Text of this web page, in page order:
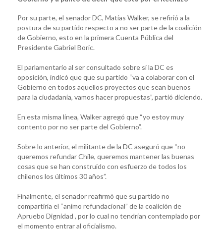
Por su parte, el senador DC, Matías Walker, se refirió a la
postura de su partido respecto a no ser parte de la coalición
de Gobierno, esto en la primera Cuenta Pública del
Presidente Gabriel Boric.
El parlamentario al ser consultado sobre si la DC es
oposición, indicó que que su partido “va a colaborar con el
Gobierno en todos aquellos proyectos que sean buenos
para la ciudadanía, vamos hacer propuestas”, partió diciendo.
En esta misma línea, Walker agregó que “yo estoy muy
contento por no ser parte del Gobierno”.
Sobre lo anterior, el militante de la DC aseguró que “no
queremos refundar Chile, queremos mantener las buenas
cosas que se han construido con esfuerzo de todos los
chilenos los últimos 30 años”.
Finalmente, el senador reafirmó que su partido no
compartiría el “animo refundacional” de la coalición de
Apruebo Dignidad , por lo cual no tendrían contemplado por
el momento entrar al oficialismo.